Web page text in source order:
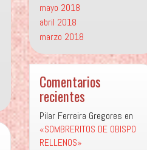
mayo 2018
abril 2018
marzo 2018
Comentarios
recientes
Pilar Ferreira Gregores en
«SOMBRERITOS DE OBISPO
RELLENOS»